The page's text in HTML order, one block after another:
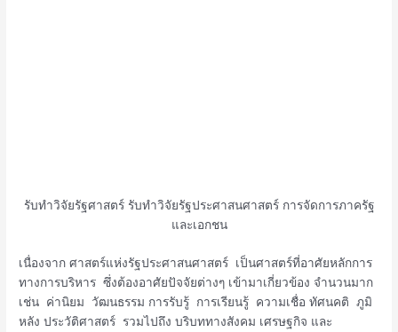
รับทำวิจัยรัฐศาสตร์ รับทำวิจัยรัฐประศาสนศาสตร์ การจัดการภาครัฐ
และเอกชน
เนื่องจาก ศาสตร์แห่งรัฐประศาสนศาสตร์ เป็นศาสตร์ที่อาศัยหลักการ
ทางการบริหาร ซึ่งต้องอาศัยปัจจัยต่างๆ เข้ามาเกี่ยวข้อง จำนวนมาก
เช่น ค่านิยม วัฒนธรรม การรับรู้ การเรียนรู้ ความเชื่อ ทัศนคติ ภูมิ
หลัง ประวัติศาสตร์ รวมไปถึง บริบททางสังคม เศรษฐกิจ และ